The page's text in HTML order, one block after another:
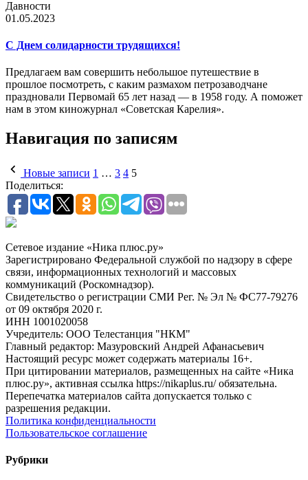
Давности
01.05.2023
С Днем солидарности трудящихся!
Предлагаем вам совершить небольшое путешествие в
прошлое посмотреть, с каким размахом петрозаводчане
праздновали Первомай 65 лет назад — в 1958 году. А поможет
нам в этом киножурнал «Советская Карелия».
Навигация по записям
Новые записи 1 … 3 4 5
Поделиться:
Сетевое издание «Ника плюс.ру»
Зарегистрировано Федеральной службой по надзору в сфере
связи, информационных технологий и массовых
коммуникаций (Роскомнадзор).
Свидетельство о регистрации СМИ Рег. № Эл № ФС77-79276
от 09 октября 2020 г.
ИНН 1001020058
Учредитель: ООО Телестанция "НКМ"
Главный редактор: Мазуровский Андрей Афанасьевич
Настоящий ресурс может содержать материалы 16+.
При цитировании материалов, размещенных на сайте «Ника
плюс.ру», активная ссылка https://nikaplus.ru/ обязательна.
Перепечатка материалов сайта допускается только с
разрешения редакции.
Политика конфиденциальности
Пользовательское соглашение
Рубрики